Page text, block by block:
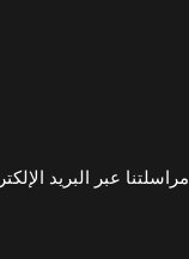
عبر البريد